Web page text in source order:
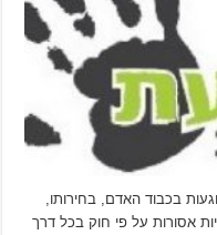
בכבוד האדם, בחירותו,
אסורות על פי חוק בכל דרך